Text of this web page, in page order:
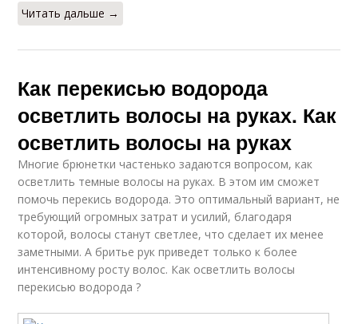
Читать дальше →
Как перекисью водорода
осветлить волосы на руках. Как
осветлить волосы на руках
Многие брюнетки частенько задаются вопросом, как
осветлить темные волосы на руках. В этом им сможет
помочь перекись водорода. Это оптимальный вариант, не
требующий огромных затрат и усилий, благодаря
которой, волосы станут светлее, что сделает их менее
заметными. А бритье рук приведет только к более
интенсивному росту волос. Как осветлить волосы
перекисью водорода ?